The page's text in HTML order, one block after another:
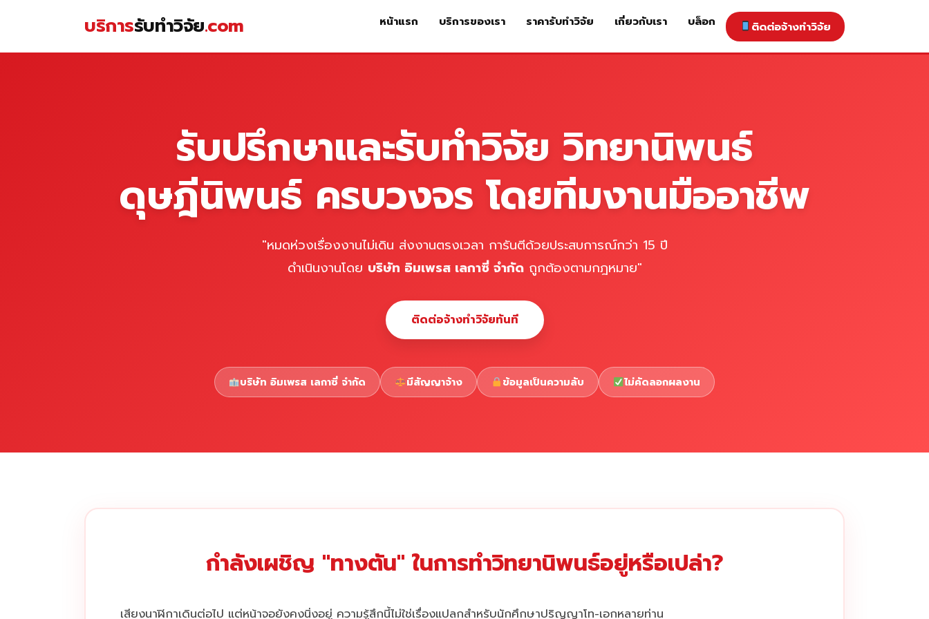
หน้าแรก บริการของเรา ราคารับทำวิจัย ติดต่อจ้างทำวิจัย เกี่ยวกับเรา
บริการรับทำวิจัย.com หน้าแรก บริการของเรา ราคารับทำวิจัย เกี่ยวกับเรา บล็อก ติดต่อจ้างทำวิจัย
รับปรึกษาและรับทำวิจัย วิทยานิพนธ์
ดุษฎีนิพนธ์ ครบวงจร โดยทีมงานมืออาชีพ
"หมดห่วงเรื่องงานไม่เดิน ส่งงานตรงเวลา การันตีด้วยประสบการณ์กว่า 15 ปี
ดำเนินงานโดย บริษัท อิมเพรส เลกาซี่ จำกัดถูกต้องตามกฎหมาย"
ติดต่อจ้างทำวิจัยทันที
บริษัท อิมเพรส เลกาซี่ จำกัด มีสัญญาจ้าง ข้อมูลเป็นความลับ ไม่คัดลอกผลงาน
กำลังเผชิญ "ทางตัน" ในการทำวิทยานิพนธ์อยู่หรือเปล่า?
เสียงนาฬิกาเดินต่อไป แต่หน้าจอยังคงนิ่งอยู่ ความรู้สึกนี้ไม่ใช่เรื่องแปลกสำหรับนักศึกษาปริญญาโท-เอกหลายท่าน